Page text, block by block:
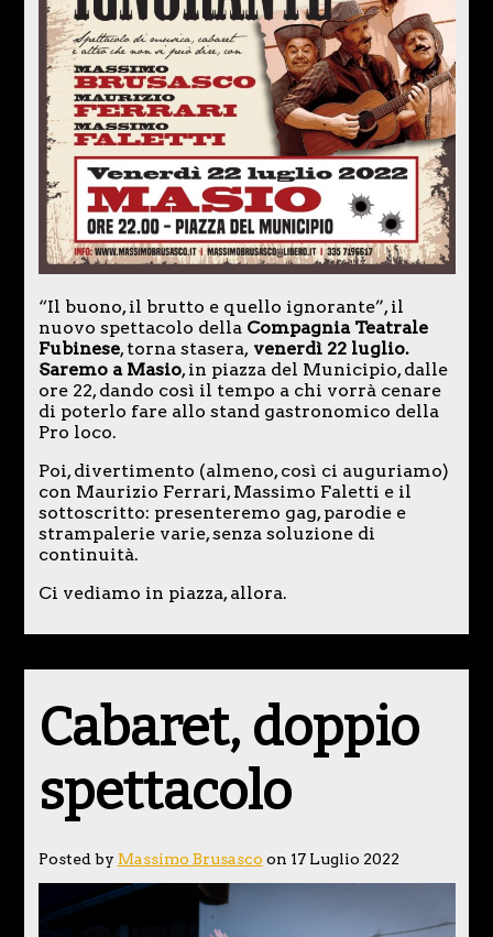
“Il buono, il brutto e quello ignorante”, il
nuovo spettacolo della Compagnia Teatrale
Fubinese, torna stasera,venerdì 22 luglio.
Saremo a Masio, in piazza del Municipio, dalle
ore 22, dando così il tempo a chi vorrà cenare
di poterlo fare allo stand gastronomico della
Pro loco.
Poi, divertimento (almeno, così ci auguriamo)
con Maurizio Ferrari, Massimo Faletti e il
sottoscritto: presenteremo gag, parodie e
strampalerie varie, senza soluzione di
continuità.
Ci vediamo in piazza, allora.
Cabaret, doppio
spettacolo
Posted by Massimo Brusasco on 17 Luglio 2022